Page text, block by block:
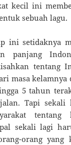
kecil ini
sebuah lagu.
ini setidaknya
panjang
tentang
masa kelamnya
5 tahun
Tapi sekali
tentang
sekali lagi
orang yang